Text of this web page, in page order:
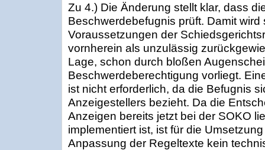
Zu 4.) Die Änderung stellt klar, dass
Beschwerdebefugnis prüft. Damit
Voraussetzungen der
vornherein als unzulässig
Lage, schon durch bloßen
Beschwerdeberechtigung vorliegt.
ist nicht erforderlich, da die Befugnis
Anzeigestellers bezieht. Da die
Anzeigen bereits jetzt bei der SOKO
implementiert ist, ist für die
Anpassung der Regeltexte kein